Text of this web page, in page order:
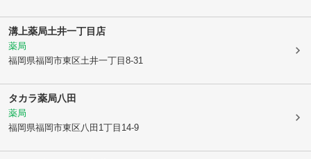
溝上薬局土井一丁目店
薬局
福岡県福岡市東区土井一丁目8-31
タカラ薬局八田
薬局
福岡県福岡市東区八田1丁目14-9